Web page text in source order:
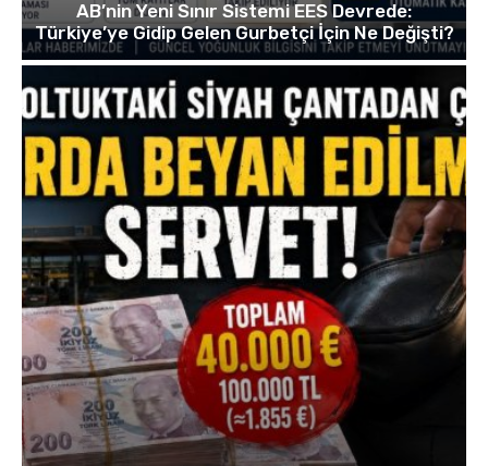
AB’nin Yeni Sınır Sistemi EES Devrede:
Türkiye’ye Gidip Gelen Gurbetçi İçin Ne Değişti?